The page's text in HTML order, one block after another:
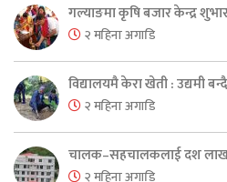
गल्याङमा कृषि बजार केन्द्र
२ महिना अगाडि
विद्यालयमै केरा खेती : उद्यमी बन्दै
२ महिना अगाडि
चालक–सहचालकलाई दश
२ महिना अगाडि